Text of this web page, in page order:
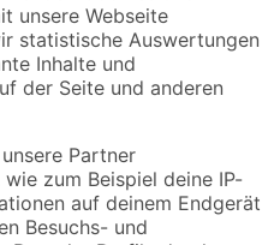
Versandarten